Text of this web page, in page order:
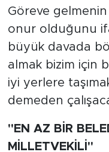
Göreve
onur olduğunu
büyük davada
almak bizim için
iyi yerlere
demeden
"EN AZ BİR
MİLLETVEKİLİ"